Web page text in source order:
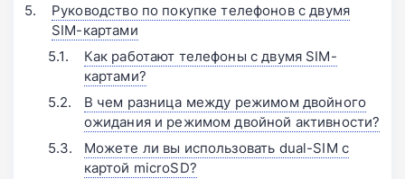
Руководство по покупке телефонов с двумя
SIM-картами
Как работают телефоны с двумя SIM-
картами?
В чем разница между режимом двойного
ожидания и режимом двойной активности?
Можете ли вы использовать dual-SIM с
картой microSD?